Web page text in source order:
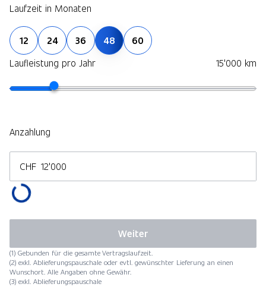
Laufzeit in Monaten
12 24 36 48
60
Laufleistung pro Jahr
15'000 km
Anzahlung
CHF
(1) Gebunden für die gesamte Vertragslaufzeit.
(2) exkl. Ablieferungspauschale oder evtl. gewünschter Lieferung an einen
Wunschort. Alle Angaben ohne Gewähr.
(3) exkl. Ablieferungspauschale
Weiter